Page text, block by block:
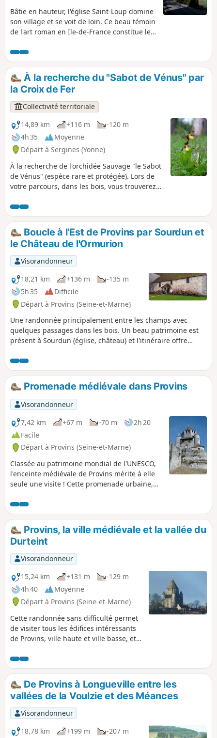
Bâtie en hauteur, l'église Saint-Loup domine
son village et se voit de loin. Ce beau témoin
de l'art roman en Ile-de-France constitue le
chemins des champs et des bois ainsi que
les sentes d'un village, et qui longe des
ruisseaux et la banquette herbeuse d'un
aqueduc souterrain. Une randonnée
bucolique et patrimoniale à la fois, dans un
cadre paisible.
À la recherche du "Sabot de Vénus" par
la Croix de Fer
Collectivité territoriale
14,89 km
+116 m
-120 m
4h 35
Moyenne
Départ à Sergines (Yonne)
À la recherche de l'orchidée Sauvage "le Sabot
de Vénus" (espèce rare et protégée). Lors de
votre parcours, dans les bois, vous trouverez
et Épipactis purpurata (Hélléborine pourprée).
Sur les pelouses, en lisière et sous les bois
clairs, ce sera plutôt Ophrys scolopax (Ophrys
bécasse), Orchis purpurea (Orchis pourpre) ou
Orchis Ustulata (Orchis brûlé). La floraison a
lieu en mai-juin, la plante dévoile alors ses
fleurs délicates que vous ne devez ni cueillir, ni
arracher. (la protection des espèces rares est
régie par l'arrêté ministériel du 20 janvier
1982).
Boucle à l'Est de Provins par Sourdun et
le Château de l'Ormurion
Visorandonneur
18,21 km
+136 m
-135 m
5h 35
Difficile
Départ à Provins (Seine-et-Marne)
Une randonnée principalement entre les champs avec
quelques passages dans les bois. Un beau patrimoine est
présent à Sourdun (église, château) et l'itinéraire offre
Collégiale Saint-Quiriace et la Tour César de Provins.
Promenade médiévale dans Provins
Visorandonneur
7,42 km
+67 m -70 m
2h 20
Facile
Départ à Provins (Seine-et-Marne)
Classée au patrimoine mondial de l'UNESCO,
l'enceinte médiévale de Provins mérite à elle
seule une visite ! Cette promenade urbaine,
découvrir les principaux sites et monuments
de la ville : remparts, église romane et
collégiale gothique, ancien couvent, ... et la
célèbre Tour César. Circuit conçu par la
Communauté de Communes du Pays du
Provinois et balisé par la FFRP.
Provins, la ville médiévale et la vallée du
Durteint
Visorandonneur
15,24 km
+131 m
-129 m
4h 40
Moyenne
Départ à Provins (Seine-et-Marne)
Cette randonnée sans difficulté permet
de visiter tous les édifices intéressants
de Provins, ville haute et ville basse, et a
comportent les plus belles
concentration de maisons à
colombage. La boucle Nord complète ce
circuit urbain par une escapade
campagnarde visitant quelques points
d'intérêt, et offre aussi des points de
vue sur la ville haute dans son
ensemble.
De Provins à Longueville entre les
vallées de la Voulzie et des Méances
Visorandonneur
18,78 km
+199 m
-207 m